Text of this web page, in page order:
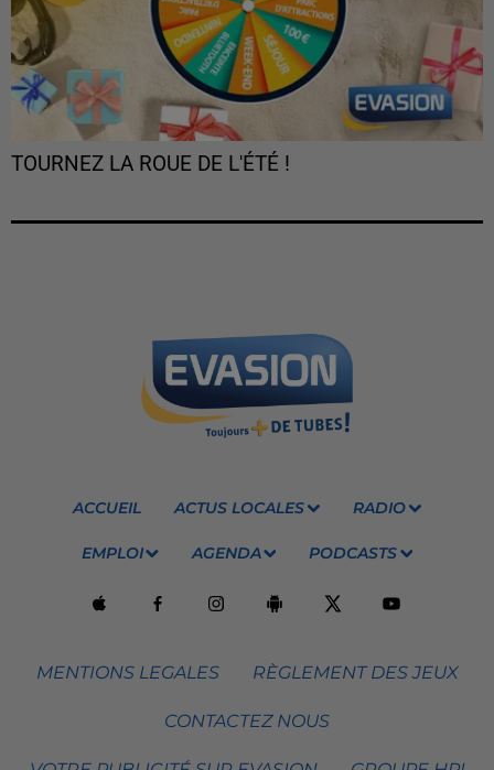
TOURNEZ LA ROUE DE L'ÉTÉ !
ACCUEIL ACTUS LOCALES RADIO
EMPLOI AGENDA PODCASTS
MENTIONS LEGALES RÈGLEMENT DES JEUX
CONTACTEZ NOUS